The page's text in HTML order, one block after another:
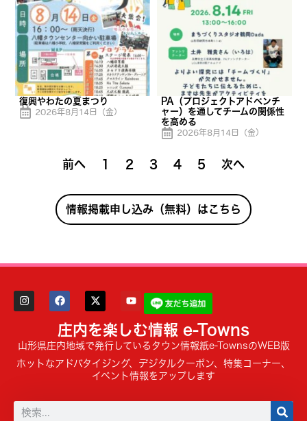
復興やわたの夏まつり
2026年8月14日（金）
PA（プロジェクトアドベンチ
ャー）を通してチームの関係性
を高める
2026年8月14日（金）
前へ 1 2 3 4 5 次へ
情報掲載申し込み（無料）はこちら
庄内を楽しむ情報 e-Towns
山形県庄内地域で発行しているタウン情報紙e-TownsのWEB版
ホットなアドバタイジング、デジタルクーポン、特集コーナー、
イベント情報をアップします